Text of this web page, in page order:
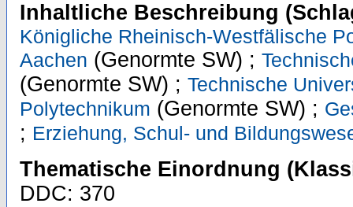
Inhaltliche Beschreibung
Königliche Rheinisch-Westfälische
Aachen (Genormte SW) ;
(Genormte SW) ; Technische
Polytechnikum (Genormte SW) ;
; Erziehung, Schul- und
Thematische Einordnung
DDC: 370